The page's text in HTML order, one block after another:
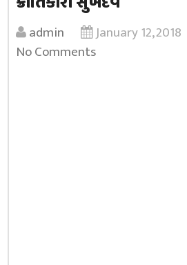
admin January 12, 2018
No Comments